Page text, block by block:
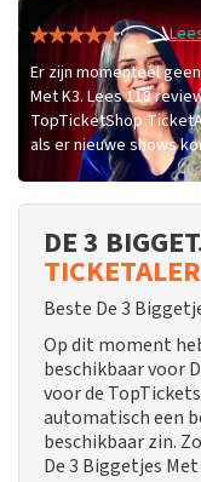
Er zijn momenteel
Met K3. Lees 118
TopTicketShop
als er nieuwe shows
DE 3
Beste De 3
Op dit moment
beschikbaar voor
voor de
automatisch een
beschikbaar zin.
De 3 Biggetjes